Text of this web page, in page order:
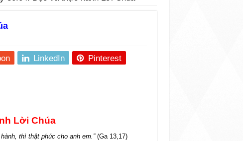
LinkedIn Pinterest
Lời Chúa
thì thật phúc cho anh em.”(Ga 13,17)